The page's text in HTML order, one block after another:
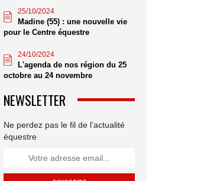
25/10/2024
Madine (55) : une nouvelle vie
pour le Centre équestre
24/10/2024
L'agenda de nos région du 25
octobre au 24 novembre
NEWSLETTER
Ne perdez pas le fil de l’actualité
équestre